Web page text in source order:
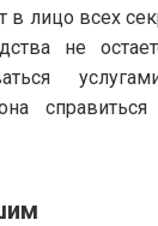
в лицо всех
не